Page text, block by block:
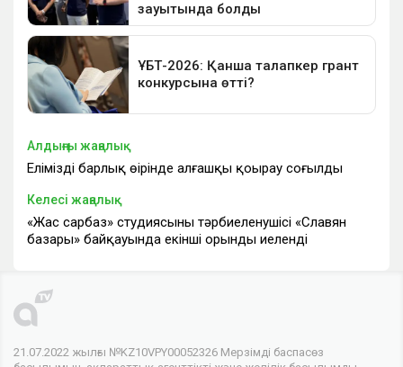
Алдыңғы жаңалық
Еліміздің барлық өңірінде алғашқы қоңырау соғылды
Келесі жаңалық
«Жас сарбаз» студиясының тәрбиеленушісі «Славян
базары» байқауында екінші орынды иеленді
21.07.2022 жылғы №KZ10VPY00052326 Мерзімді баспасөз